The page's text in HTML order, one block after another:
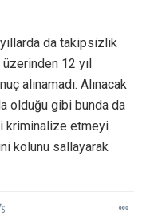
da takipsizlik
12 yıl
alınamadı. Alınacak
olduğu gibi bunda da
kriminalize etmeyi
kolunu sallayarak